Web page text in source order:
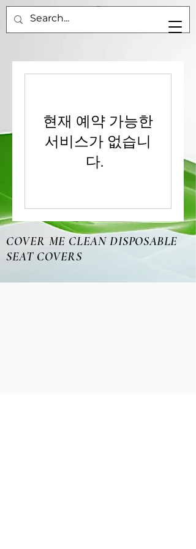
현재 예약 가능한
서비스가 없습니
다.
COVER ME CLEAN DISPOSABLE
SEAT COVERS